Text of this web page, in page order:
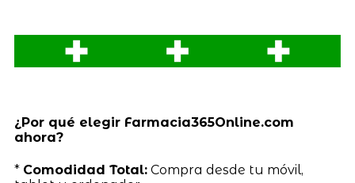
¿Por qué elegir Farmacia365Online.com
ahora?
* Comodidad Total:Compra desde tu móvil,